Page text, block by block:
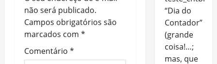
não será publicado.
Campos obrigatórios são
marcados com *
Comentário *
“Dia do
Contador”
(grande
coisa!…;
mas, que